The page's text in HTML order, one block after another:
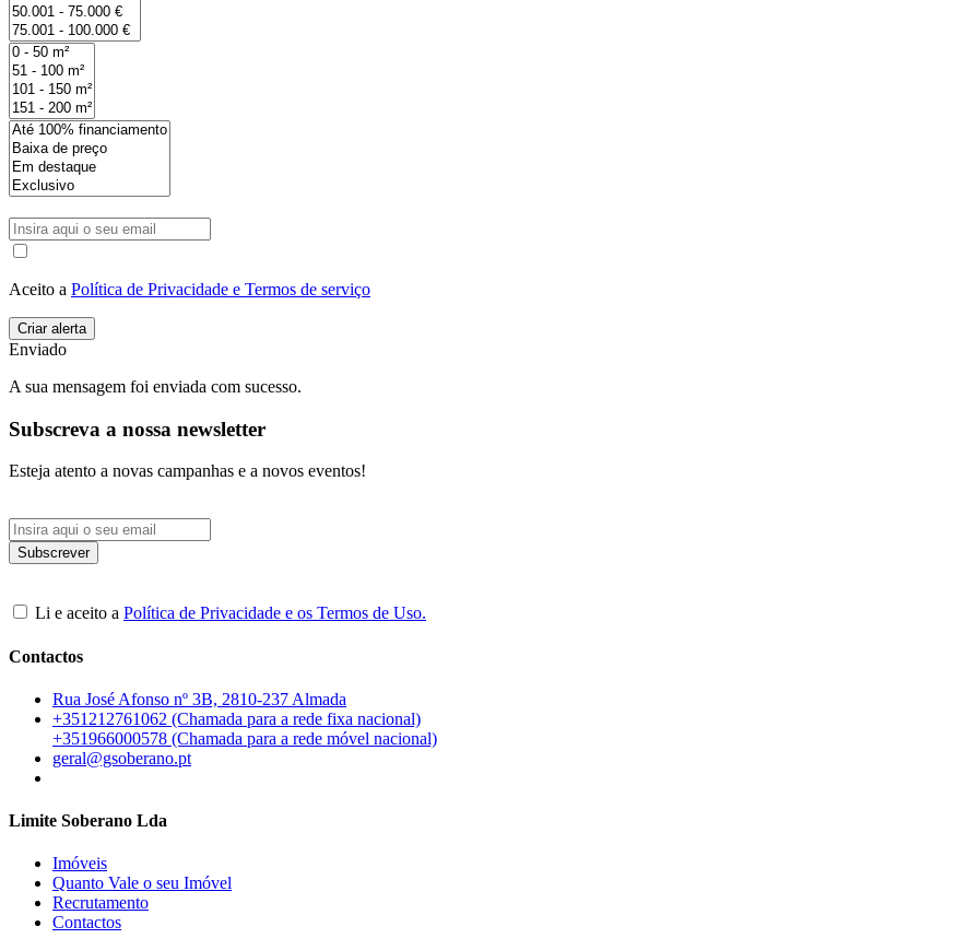
Aceito a Política de Privacidade e Termos de serviço
Enviado
A sua mensagem foi enviada com sucesso.
Subscreva a nossa newsletter
Esteja atento a novas campanhas e a novos eventos!
Li e aceito a Política de Privacidade e os Termos de Uso.
Contactos
Rua José Afonso nº 3B, 2810-237 Almada
+351212761062 (Chamada para a rede fixa nacional)
+351966000578 (Chamada para a rede móvel nacional)
geral@gsoberano.pt
Limite Soberano Lda
Imóveis
Quanto Vale o seu Imóvel
Recrutamento
Contactos